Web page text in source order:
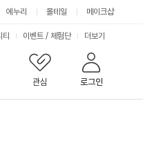
에누리 몰테일 메이크샵
관심 로그인
이벤트 / 체험단 서
비
스
더보기